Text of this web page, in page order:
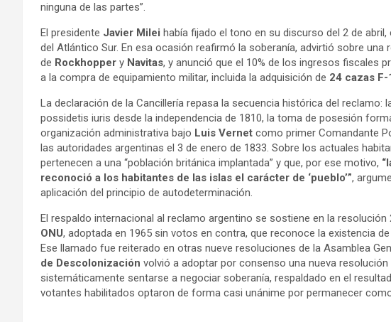
ninguna de las partes”.
El presidente Javier Milei había fijado el tono en su discurso del 2 de
del Atlántico Sur. En esa ocasión reafirmó la soberanía, advirtió sobre una
de Rockhopper y Navitas, y anunció que el 10% de los ingresos fiscales
a la compra de equipamiento militar, incluida la adquisición de 24 cazas F-
La declaración de la Cancillería repasa la secuencia histórica del reclamo:
possidetis iuris desde la independencia de 1810, la toma de posesión
organización administrativa bajo Luis Vernet como primer Comandante
las autoridades argentinas el 3 de enero de 1833. Sobre los actuales
pertenecen a una “población británica implantada” y que, por ese motivo,
reconoció a los habitantes de las islas el carácter de ‘pueblo’”,
aplicación del principio de autodeterminación.
El respaldo internacional al reclamo argentino se sostiene en la resolución
ONU, adoptada en 1965 sin votos en contra, que reconoce la existencia
Ese llamado fue reiterado en otras nueve resoluciones de la Asamblea
de Descolonización volvió a adoptar por consenso una nueva
sistemáticamente sentarse a negociar soberanía, respaldado en el
votantes habilitados optaron de forma casi unánime por permanecer